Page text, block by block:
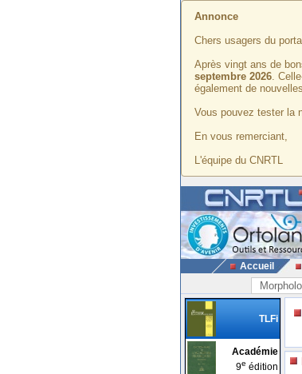
Annonce
Chers usagers du
Après vingt ans de
septembre 2026.
également de
Vous pouvez tester la
En vous remerciant,
L'équipe du CNRTL
Accueil
TLFi
Académie
9e édition